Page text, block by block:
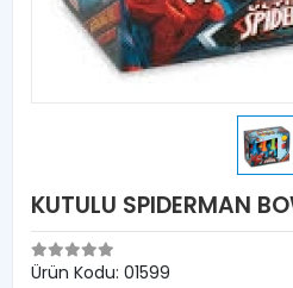
KUTULU SPIDERMAN
Ürün Kodu: 01599